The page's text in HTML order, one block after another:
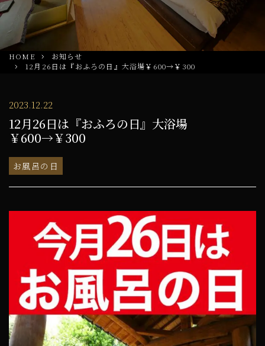
HOME
お知らせ
12月26日は『おふろの日』大浴場￥600→￥300
2023.12.22
12月26日は『おふろの日』大浴場
￥600→￥300
お風呂の日